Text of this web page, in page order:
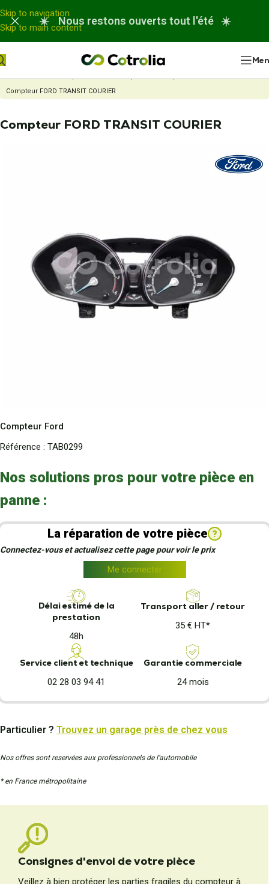
Panneau de gestion des cookies
Skip to navigation
Skip to main content
☀️ Nous restons ouverts tout l'été ☀️
Accueil Nos réparations
Réparation compteur automobile
Compteur FORD TRANSIT COURIER
Compteur FORD TRANSIT COURIER
Compteur Ford
Référence : TAB0299
Nos solutions pros pour votre pièce en
panne :
La réparation de votre pièce ?
Connectez-vous et actualisez cette page pour voir le prix
Me connecter
Délai estimé de la
prestation
48h
Transport aller / retour
35 € HT*
Service client et technique
02 28 03 94 41
Garantie commerciale
24 mois
Particulier ? Trouvez un garage près de chez vous
Nos offres sont reservées aux professionnels de l’automobile
* en France métropolitaine
Consignes d'envoi de votre pièce
Veillez à bien protéger les parties fragiles du compteur à